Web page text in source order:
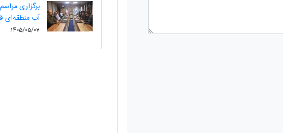
برگزاری
آب منطقه‌ای
1405/05/07